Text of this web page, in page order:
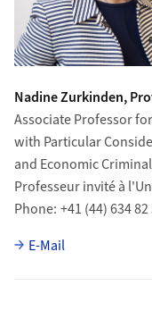
Nadine Zurkinden,
Associate Professor
with Particular
and Economic
Professeur invité à
Phone +41 (44) 634 82
E-Mail